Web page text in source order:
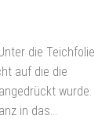
die Teichfolie
auf die die
wurde.
in das...